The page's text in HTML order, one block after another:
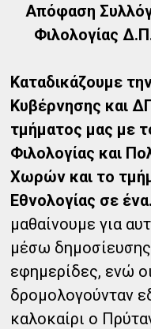
Απόφαση
Φιλολογίας
Καταδικάζουμε
Κυβέρνησης και
τμήματος μας με
Φιλολογίας και
Χωρών και το
Εθνολογίας σε ένα.
μαθαίνουμε για
μέσω
εφημερίδες, ενώ
δρομολογούνταν
καλοκαίρι ο